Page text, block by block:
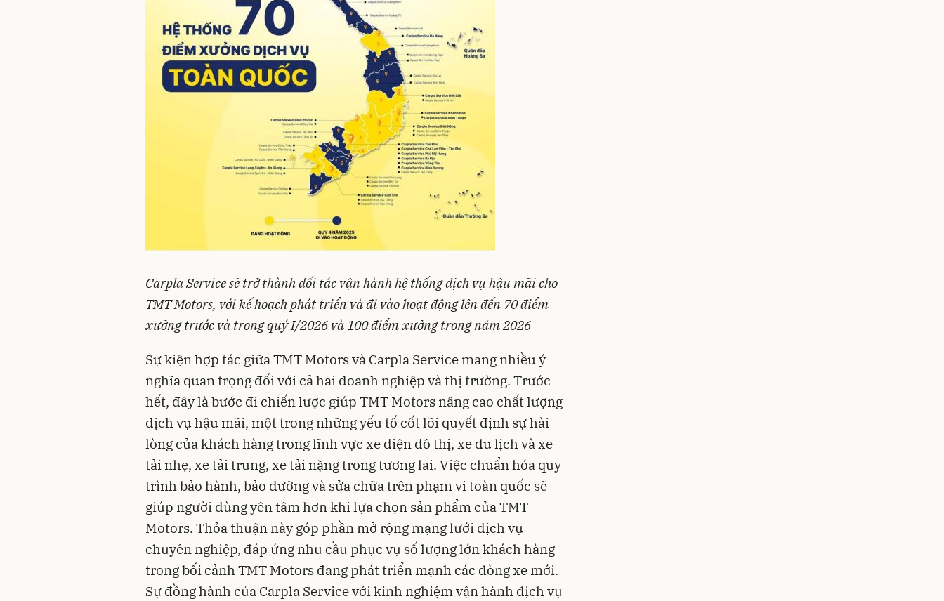
Carpla Service sẽ trở thành đối tác vận hành hệ thống dịch vụ hậu mãi cho
TMT Motors, với kế hoạch phát triển và đi vào hoạt động lên đến 70 điểm
xưởng trước và trong quý I/2026 và 100 điểm xưởng trong năm 2026
Sự kiện hợp tác giữa TMT Motors và Carpla Service mang nhiều ý
nghĩa quan trọng đối với cả hai doanh nghiệp và thị trường. Trước
hết, đây là bước đi chiến lược giúp TMT Motors nâng cao chất lượng
dịch vụ hậu mãi, một trong những yếu tố cốt lõi quyết định sự hài
lòng của khách hàng trong lĩnh vực xe điện đô thị, xe du lịch và xe
tải nhẹ, xe tải trung, xe tải nặng trong tương lai. Việc chuẩn hóa quy
trình bảo hành, bảo dưỡng và sửa chữa trên phạm vi toàn quốc sẽ
giúp người dùng yên tâm hơn khi lựa chọn sản phẩm của TMT
Motors. Thỏa thuận này góp phần mở rộng mạng lưới dịch vụ
chuyên nghiệp, đáp ứng nhu cầu phục vụ số lượng lớn khách hàng
trong bối cảnh TMT Motors đang phát triển mạnh các dòng xe mới.
Sự đồng hành của Carpla Service với kinh nghiệm vận hành dịch vụ